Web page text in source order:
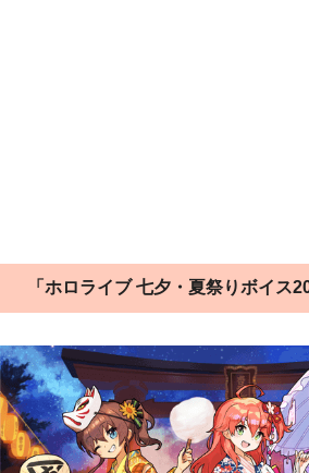
「ホロライブ 七夕・夏祭りボイス